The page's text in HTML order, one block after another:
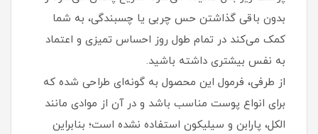
بدون باقی گذاشتن حس چربی یا چسبندگی، به شما
کمک می‌کند در تمام طول روز احساس تمیزی و اعتماد
به‌ نفس بیشتری داشته باشید.
از طرفی، فرمول این محصول به گونه‌ای طراحی شده که
برای انواع پوست مناسب باشد و در آن از موادی مانند
الکل، پارابن و سیلیکون استفاده نشده است؛ بنابراین